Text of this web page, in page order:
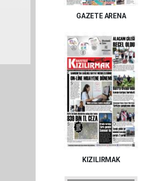
GAZETE ARENA
KIZILIRMAK